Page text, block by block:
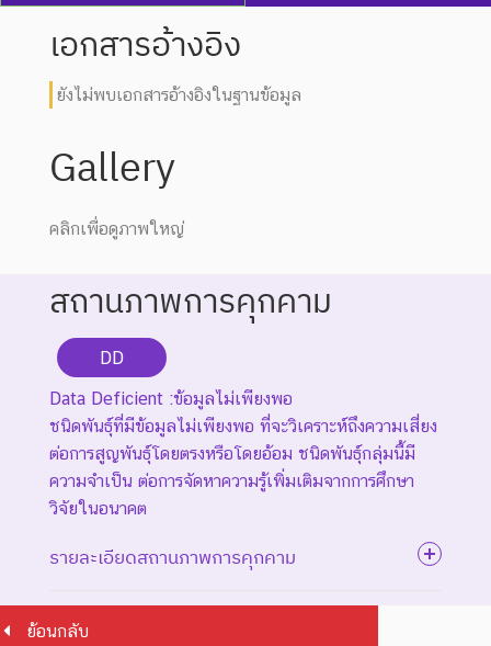
เอกสารอ้างอิง
ยังไม่พบเอกสารอ้างอิงในฐานข้อมูล
Gallery
คลิกเพื่อดูภาพใหญ่
สถานภาพการคุกคาม
DD
Data Deficient :ข้อมูลไม่เพียงพอ
ชนิดพันธุ์ที่มีข้อมูลไม่เพียงพอ ที่จะวิเคราะห์ถึงความเสี่ยง
ต่อการสูญพันธุ์โดยตรงหรือโดยอ้อม ชนิดพันธุ์กลุ่มนี้มี
ความจำเป็น ต่อการจัดหาความรู้เพิ่มเติมจากการศึกษา
วิจัยในอนาคต
รายละเอียดสถานภาพการคุกคาม
ย้อนกลับ